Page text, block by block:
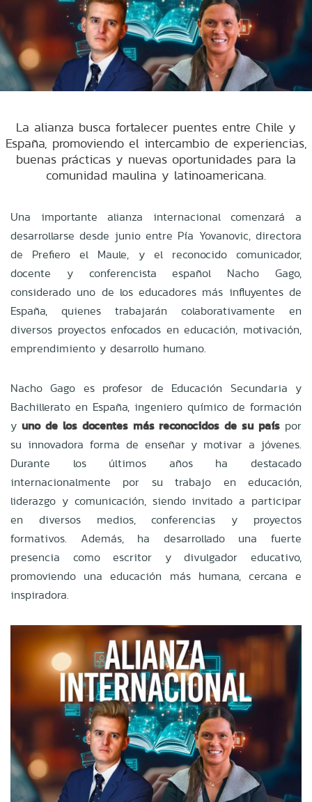
La alianza busca fortalecer puentes entre Chile y
España, promoviendo el intercambio de experiencias,
buenas prácticas y nuevas oportunidades para la
comunidad maulina y latinoamericana.
Una importante alianza internacional comenzará a
desarrollarse desde junio entre Pía Yovanovic, directora
de Prefiero el Maule, y el reconocido comunicador,
docente y conferencista español Nacho Gago,
considerado uno de los educadores más influyentes de
España, quienes trabajarán colaborativamente en
diversos proyectos enfocados en educación, motivación,
emprendimiento y desarrollo humano.
Nacho Gago es profesor de Educación Secundaria y
Bachillerato en España, ingeniero químico de formación
y uno de los docentes más reconocidos de su país por
su innovadora forma de enseñar y motivar a jóvenes.
Durante los últimos años ha destacado
internacionalmente por su trabajo en educación,
liderazgo y comunicación, siendo invitado a participar
en diversos medios, conferencias y proyectos
formativos. Además, ha desarrollado una fuerte
presencia como escritor y divulgador educativo,
promoviendo una educación más humana, cercana e
inspiradora.